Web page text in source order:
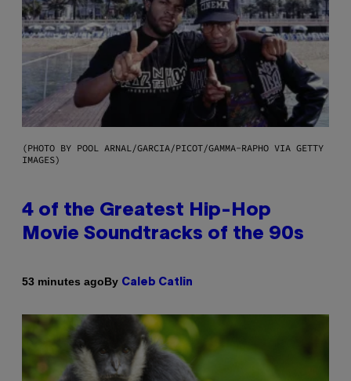
(PHOTO BY POOL ARNAL/GARCIA/PICOT/GAMMA-RAPHO VIA GETTY
IMAGES)
4 of the Greatest Hip-Hop
Movie Soundtracks of the 90s
53 minutes agoBy Caleb Catlin